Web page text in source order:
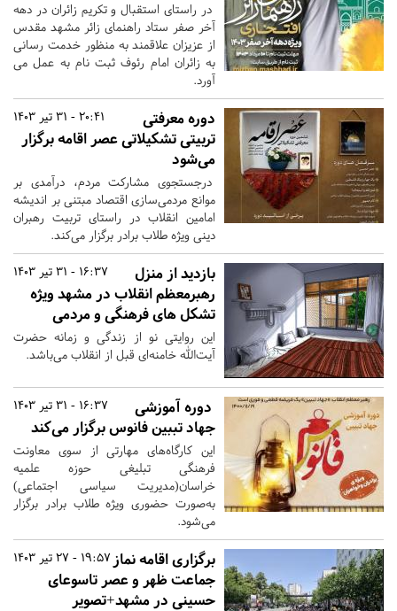
در راستای استقبال و تکریم زائران در دهه
آخر صفر ستاد راهنمای زائر مشهد مقدس
از عزیزان علاقمند به منظور خدمت رسانی
به زائران امام رئوف ثبت نام به عمل می
آورد.
20:41 - 31 تیر 1403
دوره معرفتی
تربیتی تشكيلاتی عصر اقامه برگزار
می‌شود
درجستجوی مشارکت مردم، درآمدی بر
موانع مردمی‌سازی اقتصاد مبتنی بر اندیشه
امامین انقلاب در راستای تربیت رهبران
دینی ویژه طلاب برادر برگزار می‌کند.
16:37 - 31 تیر 1403
بازدید از منزل
رهبرمعظم انقلاب در مشهد ویژه
تشکل های فرهنگی و مردمی
این روایتی نو از زندگی و زمانه حضرت
آیت‌الله خامنه‌ای قبل از انقلاب می‌باشد.
16:37 - 31 تیر 1403
دوره آموزشی
جهاد تببین فانوس برگزار می‌کند
این کارگاه‌های مهارتی از سوی معاونت
فرهنگی تبلیغی حوزه علمیه
خراسان(مدیریت سیاسی اجتماعی)
به‌صورت حضوری ویژه طلاب برادر برگزار
می‌شود.
19:57 - 27 تیر 1403 برگزاری اقامه نماز
جماعت ظهر و عصر تاسوعای
حسینی در مشهد+تصویر